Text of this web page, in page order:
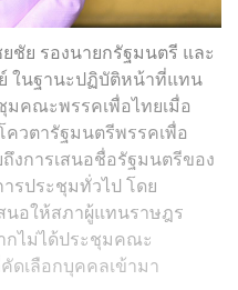
ชัย รองนายกรัฐมนตรี และ
ในฐานะปฏิบัติหน้าที่แทน
มคณะพรรคเพื่อไทยเมื่อ
วตารัฐมนตรีพรรคเพื่อ
งการเสนอชื่อรัฐมนตรีของ
รประชุมทั่วไป โดย
นอให้สภาผู้แทนราษฎร
กไม่ได้ประชุมคณะ
เลือกบุคคลเข้ามา